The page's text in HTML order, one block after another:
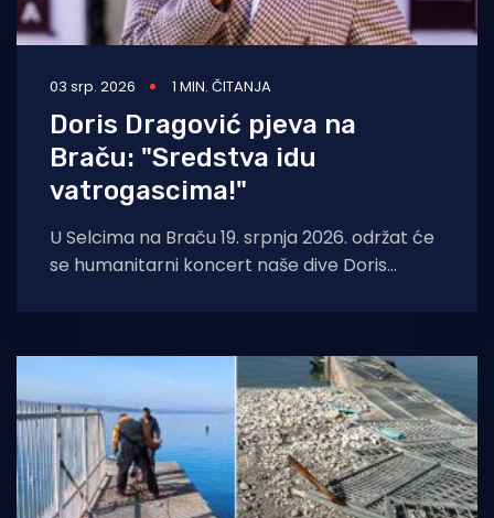
03 srp. 2026 1 MIN. ČITANJA
Doris Dragović pjeva na
Braču: "Sredstva idu
vatrogascima!"
U Selcima na Braču 19. srpnja 2026. održat će
se humanitarni koncert naše dive Doris